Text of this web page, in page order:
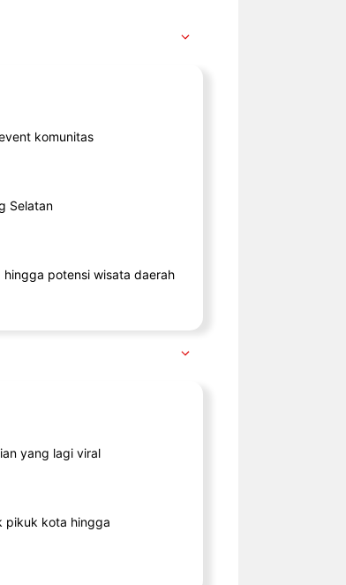
komunitas
Selatan
potensi wisata daerah
yang lagi viral
pikuk kota hingga